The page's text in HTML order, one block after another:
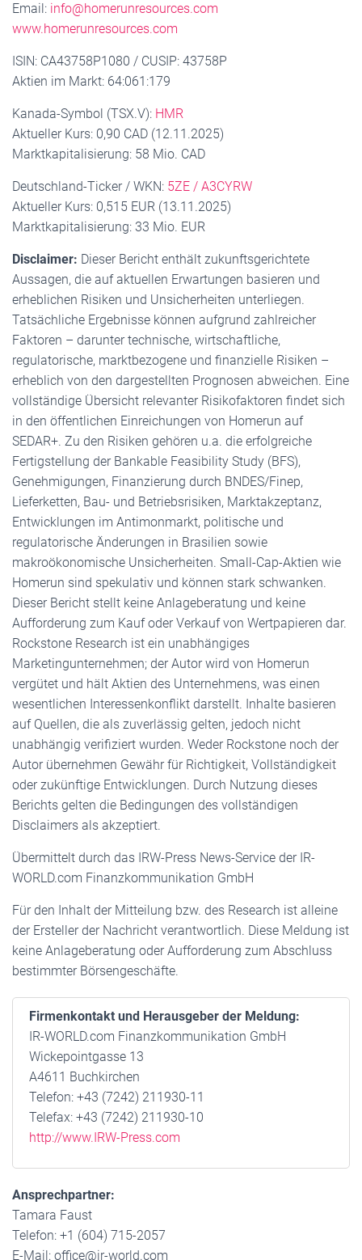
Email: info@homerunresources.com
www.homerunresources.com
ISIN: CA43758P1080 / CUSIP: 43758P
Aktien im Markt: 64:061:179
Kanada-Symbol (TSX.V): HMR
Aktueller Kurs: 0,90 CAD (12.11.2025)
Marktkapitalisierung: 58 Mio. CAD
Deutschland-Ticker / WKN: 5ZE / A3CYRW
Aktueller Kurs: 0,515 EUR (13.11.2025)
Marktkapitalisierung: 33 Mio. EUR
Disclaimer: Dieser Bericht enthält zukunftsgerichtete
Aussagen, die auf aktuellen Erwartungen basieren und
erheblichen Risiken und Unsicherheiten unterliegen.
Tatsächliche Ergebnisse können aufgrund zahlreicher
Faktoren – darunter technische, wirtschaftliche,
regulatorische, marktbezogene und finanzielle Risiken –
erheblich von den dargestellten Prognosen abweichen. Eine
vollständige Übersicht relevanter Risikofaktoren findet sich
in den öffentlichen Einreichungen von Homerun auf
SEDAR+. Zu den Risiken gehören u.a. die erfolgreiche
Fertigstellung der Bankable Feasibility Study (BFS),
Genehmigungen, Finanzierung durch BNDES/Finep,
Lieferketten, Bau- und Betriebsrisiken, Marktakzeptanz,
Entwicklungen im Antimonmarkt, politische und
regulatorische Änderungen in Brasilien sowie
makroökonomische Unsicherheiten. Small-Cap-Aktien wie
Homerun sind spekulativ und können stark schwanken.
Dieser Bericht stellt keine Anlageberatung und keine
Aufforderung zum Kauf oder Verkauf von Wertpapieren dar.
Rockstone Research ist ein unabhängiges
Marketingunternehmen; der Autor wird von Homerun
vergütet und hält Aktien des Unternehmens, was einen
wesentlichen Interessenkonflikt darstellt. Inhalte basieren
auf Quellen, die als zuverlässig gelten, jedoch nicht
unabhängig verifiziert wurden. Weder Rockstone noch der
Autor übernehmen Gewähr für Richtigkeit, Vollständigkeit
oder zukünftige Entwicklungen. Durch Nutzung dieses
Berichts gelten die Bedingungen des vollständigen
Disclaimers als akzeptiert.
Übermittelt durch das IRW-Press News-Service der IR-
WORLD.com Finanzkommunikation GmbH
Für den Inhalt der Mitteilung bzw. des Research ist alleine
der Ersteller der Nachricht verantwortlich. Diese Meldung ist
keine Anlageberatung oder Aufforderung zum Abschluss
bestimmter Börsengeschäfte.
Firmenkontakt und Herausgeber der Meldung:
IR-WORLD.com Finanzkommunikation GmbH
Wickepointgasse 13
A4611 Buchkirchen
Telefon: +43 (7242) 211930-11
Telefax: +43 (7242) 211930-10
http://www.IRW-Press.com
Ansprechpartner:
Tamara Faust
Telefon: +1 (604) 715-2057
E-Mail: office@ir-world.com